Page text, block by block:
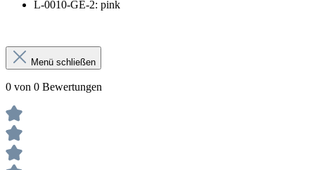
L-0010-GE-2: pink
Menü schließen
0 von 0 Bewertungen